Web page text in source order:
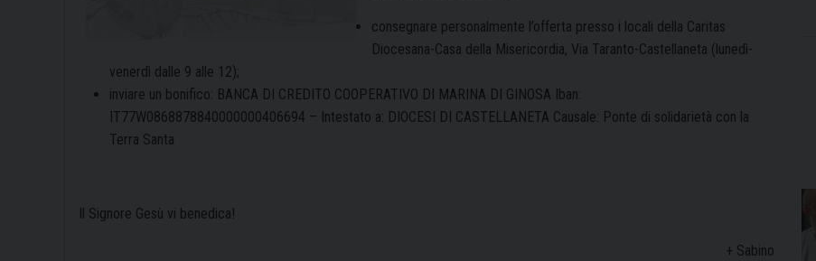
consegnare personalmente l’offerta presso i locali della Caritas
Diocesana-Casa della Misericordia, Via Taranto-Castellaneta (lunedì-
venerdì dalle 9 alle 12);
inviare un bonifico: BANCA DI CREDITO COOPERATIVO DI MARINA DI GINOSA Iban:
IT77W0868878840000000406694 – Intestato a: DIOCESI DI CASTELLANETA Causale: Ponte di solidarietà con la
Terra Santa
Il Signore Gesù vi benedica!
+ Sabino